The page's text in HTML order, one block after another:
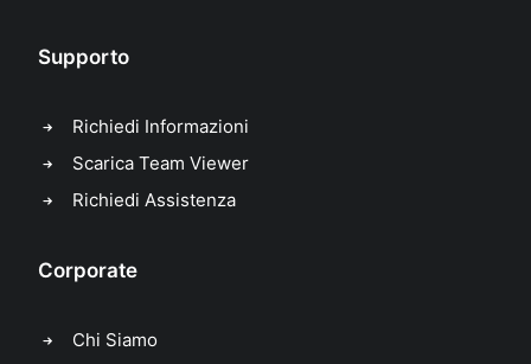
Supporto
Richiedi Informazioni
Scarica Team Viewer
Richiedi Assistenza
Corporate
Chi Siamo